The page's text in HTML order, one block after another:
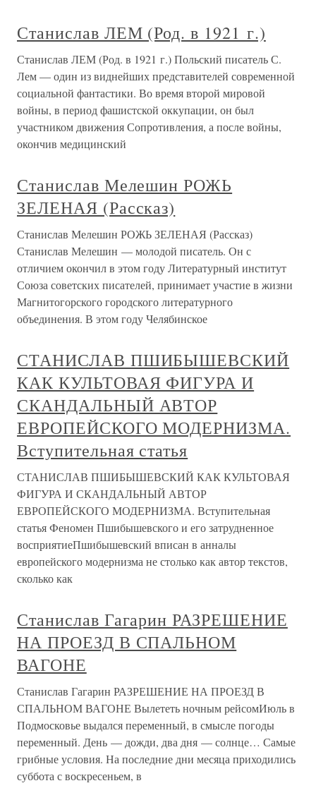
Станислав ЛЕМ (Род. в 1921 г.)
Станислав ЛЕМ (Род. в 1921 г.) Польский писатель С.
Лем — один из виднейших представителей современной
социальной фантастики. Во время второй мировой
войны, в период фашистской оккупации, он был
участником движения Сопротивления, а после войны,
окончив медицинский
Станислав Мелешин РОЖЬ
ЗЕЛЕНАЯ (Рассказ)
Станислав Мелешин РОЖЬ ЗЕЛЕНАЯ (Рассказ)
Станислав Мелешин — молодой писатель. Он с
отличием окончил в этом году Литературный институт
Союза советских писателей, принимает участие в жизни
Магнитогорского городского литературного
объединения. В этом году Челябинское
СТАНИСЛАВ ПШИБЫШЕВСКИЙ
КАК КУЛЬТОВАЯ ФИГУРА И
СКАНДАЛЬНЫЙ АВТОР
ЕВРОПЕЙСКОГО МОДЕРНИЗМА.
Вступительная статья
СТАНИСЛАВ ПШИБЫШЕВСКИЙ КАК КУЛЬТОВАЯ
ФИГУРА И СКАНДАЛЬНЫЙ АВТОР
ЕВРОПЕЙСКОГО МОДЕРНИЗМА. Вступительная
статья Феномен Пшибышевского и его затрудненное
восприятиеПшибышевский вписан в анналы
европейского модернизма не столько как автор текстов,
сколько как
Станислав Гагарин РАЗРЕШЕНИЕ
НА ПРОЕЗД В СПАЛЬНОМ
ВАГОНЕ
Станислав Гагарин РАЗРЕШЕНИЕ НА ПРОЕЗД В
СПАЛЬНОМ ВАГОНЕ Вылететь ночным рейсомИюль в
Подмосковье выдался переменный, в смысле погоды
переменный. День — дожди, два дня — солнце… Самые
грибные условия. На последние дни месяца приходились
суббота с воскресеньем, в